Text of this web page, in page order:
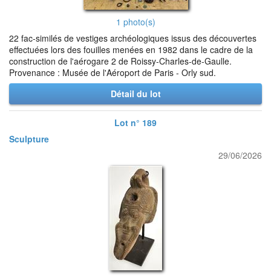
1 photo(s)
22 fac-similés de vestiges archéologiques issus des découvertes
effectuées lors des fouilles menées en 1982 dans le cadre de la
construction de l'aérogare 2 de Roissy-Charles-de-Gaulle.
Provenance : Musée de l'Aéroport de Paris - Orly sud.
Détail du lot
Lot n° 189
Sculpture
29/06/2026